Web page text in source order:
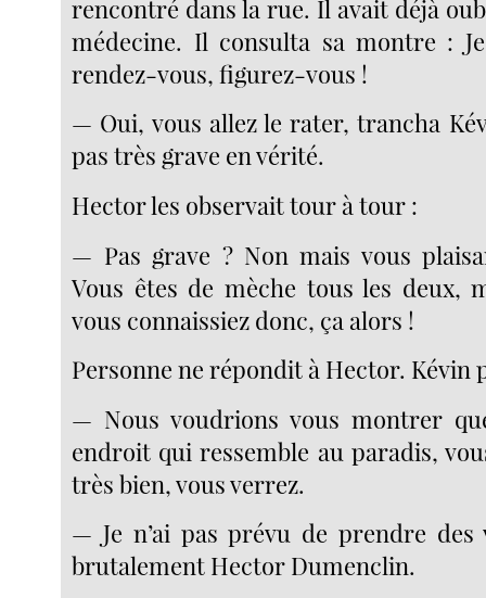
rencontré dans la rue. Il avait déjà
médecine. Il consulta sa montre :
rendez-vous, figurez-vous !
— Oui, vous allez le rater, trancha
pas très grave en vérité.
Hector les observait tour à tour :
— Pas grave ? Non mais vous
Vous êtes de mèche tous les deux,
vous connaissiez donc, ça alors !
Personne ne répondit à Hector. Kévin
— Nous voudrions vous montrer
endroit qui ressemble au paradis,
très bien, vous verrez.
— Je n’ai pas prévu de prendre des
brutalement Hector Dumenclin.